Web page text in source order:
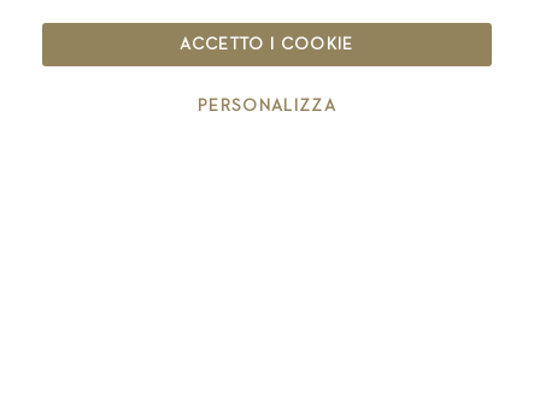
IT00126670215
ACCETTO I COOKIE
PERSONALIZZA